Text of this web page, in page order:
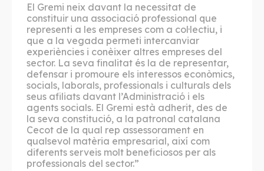
El Gremi neix davant la necessitat de
constituir una associació professional que
representi a les empreses com a col·lectiu, i
que a la vegada permeti intercanviar
experiències i conèixer altres empreses del
sector. La seva finalitat és la de representar,
defensar i promoure els interessos econòmics,
socials, laborals, professionals i culturals dels
seus afiliats davant l’Administració i els
agents socials. El Gremi està adherit, des de
la seva constitució, a la patronal catalana
Cecot de la qual rep assessorament en
qualsevol matèria empresarial, així com
diferents serveis molt beneficiosos per als
professionals del sector.”